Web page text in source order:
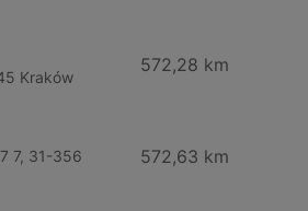
Kraków
572,28 km
7, 31-356
572,63 km